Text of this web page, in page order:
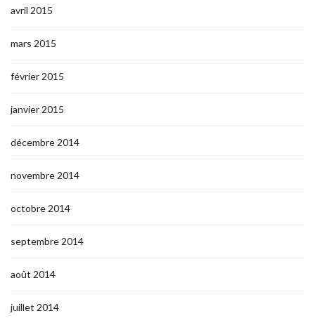
avril 2015
mars 2015
février 2015
janvier 2015
décembre 2014
novembre 2014
octobre 2014
septembre 2014
août 2014
juillet 2014